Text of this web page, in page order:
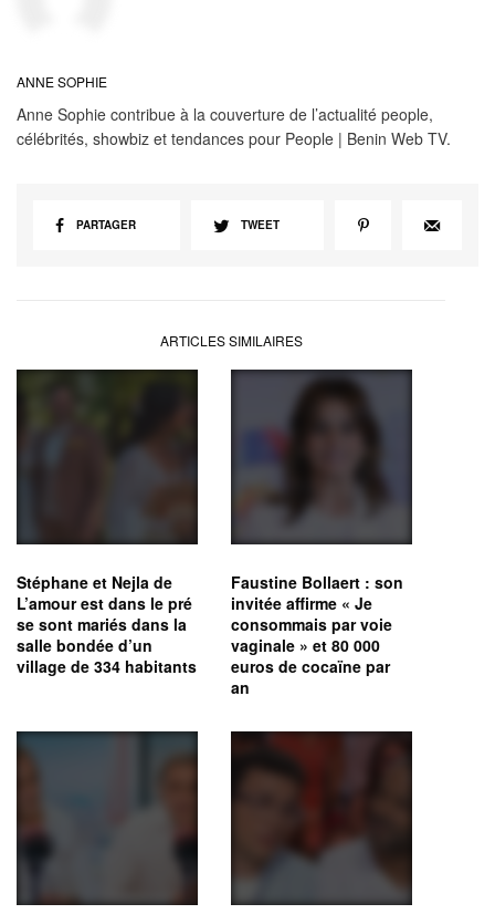
ANNE SOPHIE
Anne Sophie contribue à la couverture de l’actualité people,
célébrités, showbiz et tendances pour People | Benin Web TV.
PARTAGER TWEET
ARTICLES SIMILAIRES
Stéphane et Nejla de
L’amour est dans le pré
se sont mariés dans la
salle bondée d’un
village de 334 habitants
Faustine Bollaert : son
invitée affirme « Je
consommais par voie
vaginale » et 80 000
euros de cocaïne par
an